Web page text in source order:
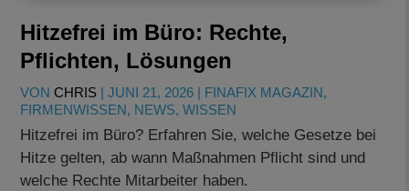
Hitzefrei im Büro: Rechte,
Pflichten, Lösungen
VONCHRIS |JUNI 21, 2026 | FINAFIX MAGAZIN,
FIRMENWISSEN, NEWS,WISSEN
Hitzefrei im Büro? Erfahren Sie, welche Gesetze bei
Hitze gelten, ab wann Maßnahmen Pflicht sind und
welche Rechte Mitarbeiter haben.